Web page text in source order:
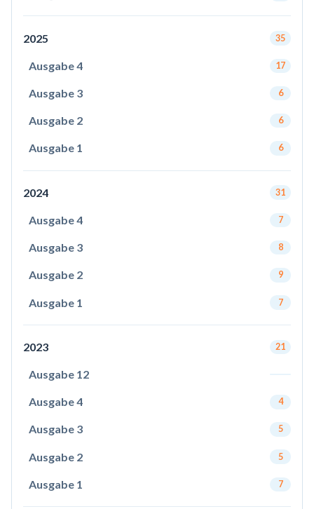
2025 35
Ausgabe 4 17
Ausgabe 3 6
Ausgabe 2 6
Ausgabe 1 6
2024 31
Ausgabe 4 7
Ausgabe 3 8
Ausgabe 2 9
Ausgabe 1 7
2023 21
Ausgabe 12
Ausgabe 4 4
Ausgabe 3 5
Ausgabe 2 5
Ausgabe 1 7